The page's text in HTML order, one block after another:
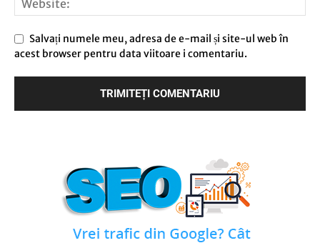
Salvați numele meu, adresa de e-mail și site-ul web în
acest browser pentru data viitoare i comentariu.